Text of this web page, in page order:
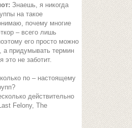
Знаешь, я никогда
на такое
почему многие
– всего лишь
его просто можно
а придумывать термин
это не заботит.
по – настоящему
действительно
Felony, The